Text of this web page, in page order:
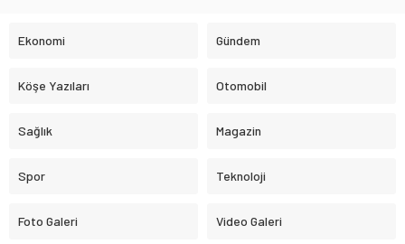
Ekonomi Gündem
Köşe Yazıları Otomobil
Sağlık Magazin
Spor Teknoloji
Foto Galeri Video Galeri